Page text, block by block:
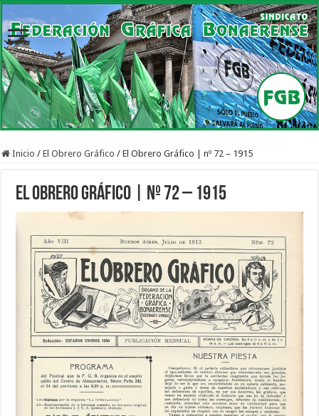
Inicio / El Obrero Gráfico / El Obrero Gráfico | nº 72 – 1915
El Obrero Gráfico | nº 72 – 1915